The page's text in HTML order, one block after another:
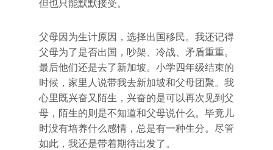
但也只能默默接受。
父母因为生计原因，选择出国移民。我还记得
父母为了是否出国，吵架、冷战、矛盾重重。
最后他们还是去了新加坡。小学四年级结束的
时候，家里人说带我去新加坡和父母团聚。我
心里既兴奋又陌生，兴奋的是可以再次见到父
母，陌生的则是不知道和父母说什么。毕竟儿
时没有培养什么感情，总是有一种生分。尽管
如此，我还是带着期待出发了。